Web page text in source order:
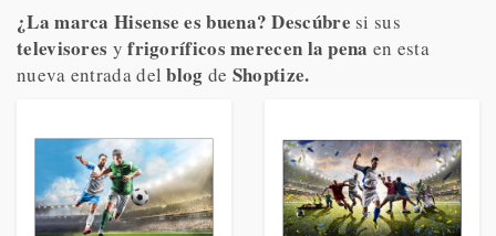
¿La marca Hisense es buena? Descúbre si sus
televisores y frigoríficos merecen la pena en esta
nueva entrada del blog de Shoptize.